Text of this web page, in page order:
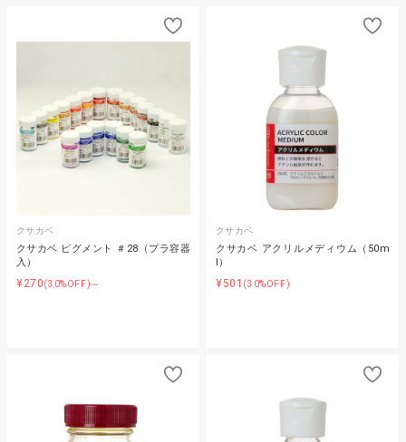
クサカベ
クサカベ ピグメント ＃28（プラ容器
入）
¥270(30%OFF)～
クサカベ
クサカベ アクリルメディウム（50m
l）
¥501 (30%OFF)